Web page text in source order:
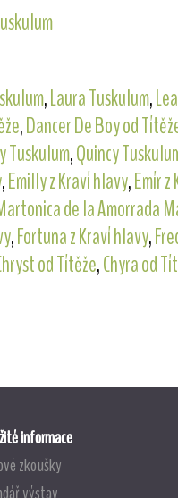
,Laura Tuskulum,
,Dancer De Boy od
Tuskulum,Quincy
,Emilly z Kraví hlavy,Emír
de la Amorrada
,Fortuna z Kraví hlavy,
od Títěže,Chyra od
informace
zkoušky
výstav